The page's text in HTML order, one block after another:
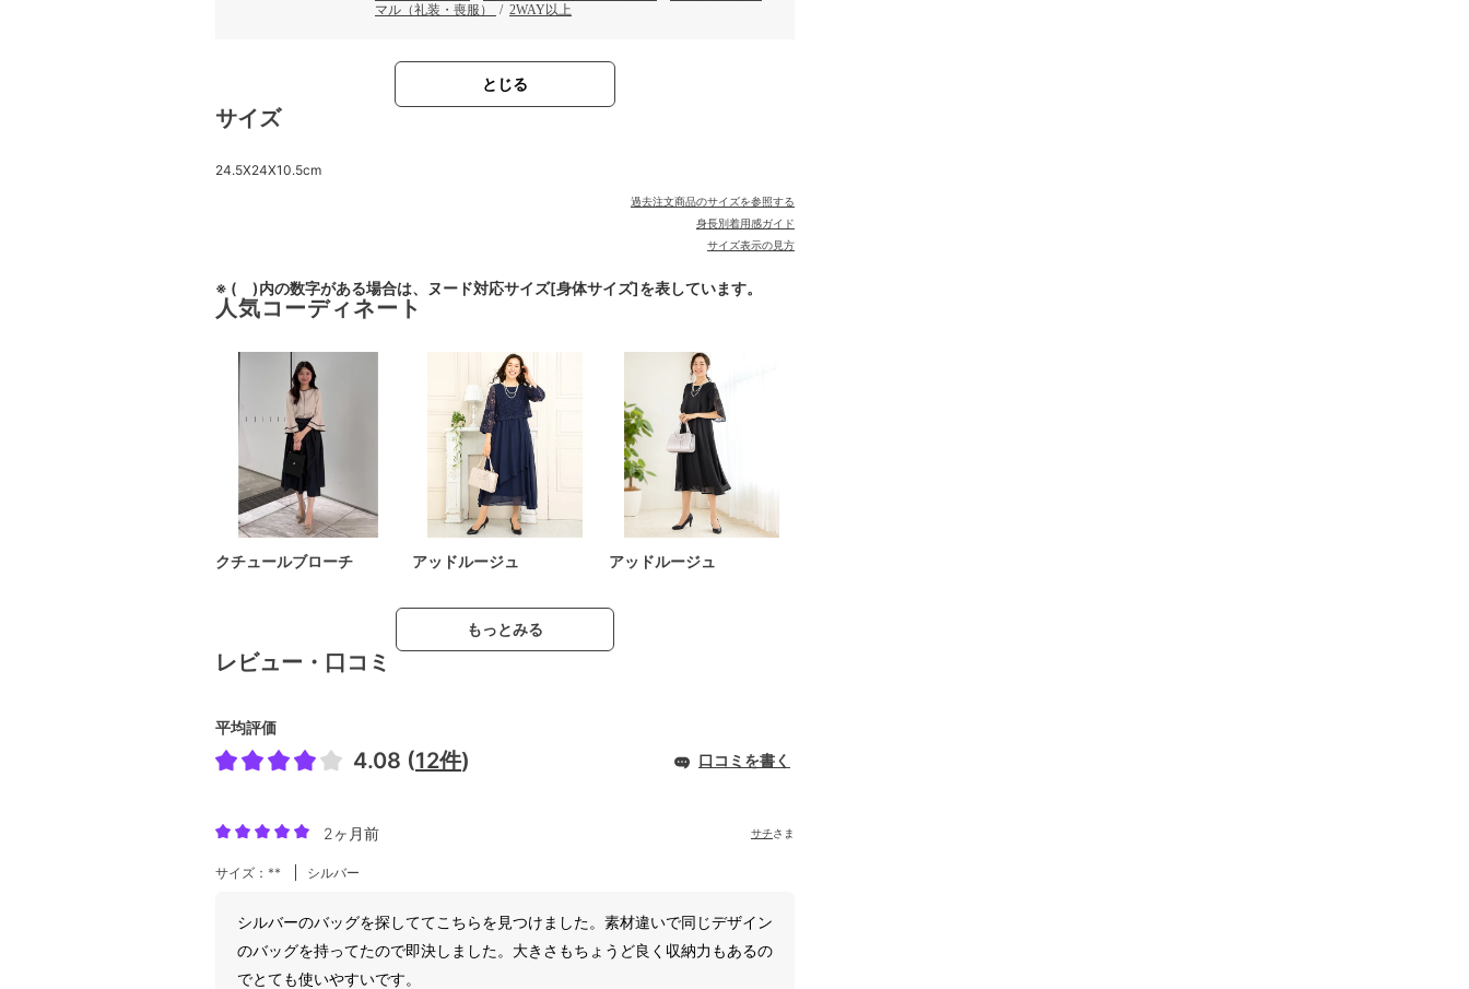
マル（礼装・喪服）
/ 2WAY以上
とじる
サイズ
24.5X24X10.5cm
過去注文商品のサイズを参照する
身長別着用感ガイド
サイズ表示の見方
※ ( )内の数字がある場合は、ヌード対応サイズ[身体サイズ]を表しています。
人気コーディネート
クチュールブローチ アッドルージュ アッドルージュ
もっとみる
レビュー・口コミ
平均評価
4.08 (12件) 口コミを書く
2ヶ月前 サチさま
サイズ：** シルバー
シルバーのバッグを探しててこちらを見つけました。素材違いで同じデザイン
のバッグを持ってたので即決しました。大きさもちょうど良く収納力もあるの
でとても使いやすいです。